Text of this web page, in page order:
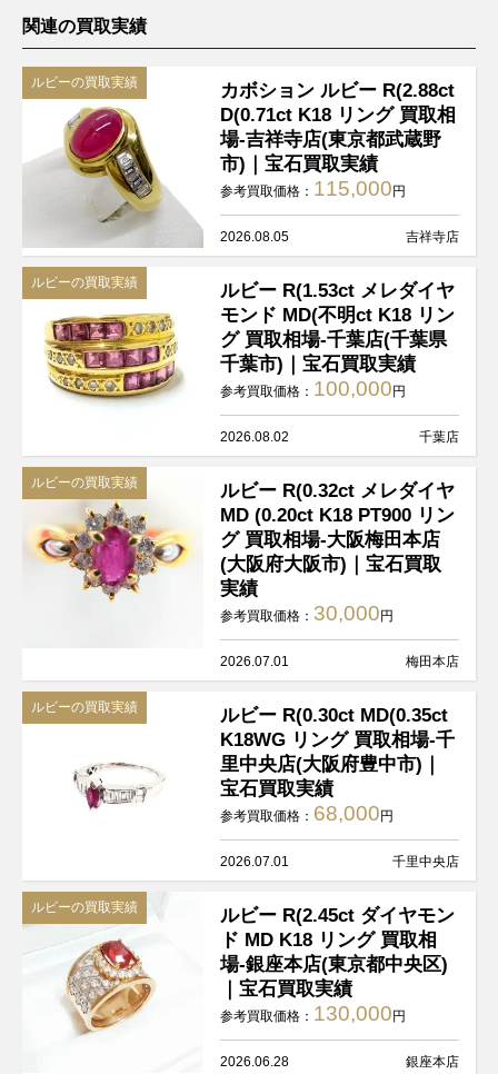
関連の買取実績
ルビーの買取実績
カボション ルビー R(2.88ct
D(0.71ct K18 リング 買取相
場-吉祥寺店(東京都武蔵野
市)｜宝石買取実績
参考買取価格： 115,000円
2026.08.05 吉祥寺店
ルビーの買取実績
ルビー R(1.53ct メレダイヤ
モンド MD(不明ct K18 リン
グ 買取相場-千葉店(千葉県
千葉市)｜宝石買取実績
参考買取価格： 100,000円
2026.08.02 千葉店
ルビーの買取実績
ルビー R(0.32ct メレダイヤ
MD (0.20ct K18 PT900 リン
グ 買取相場-大阪梅田本店
(大阪府大阪市)｜宝石買取
実績
参考買取価格： 30,000円
2026.07.01 梅田本店
ルビーの買取実績
ルビー R(0.30ct MD(0.35ct
K18WG リング 買取相場-千
里中央店(大阪府豊中市)｜
宝石買取実績
参考買取価格： 68,000円
2026.07.01 千里中央店
ルビーの買取実績
ルビー R(2.45ct ダイヤモン
ド MD K18 リング 買取相
場-銀座本店(東京都中央区)
｜宝石買取実績
参考買取価格： 130,000円
2026.06.28 銀座本店